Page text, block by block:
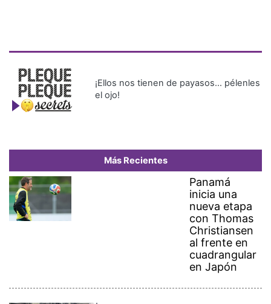
¡Ellos nos tienen de payasos… pélenles
el ojo!
Más Recientes
Panamá
inicia una
nueva etapa
con Thomas
Christiansen
al frente en
cuadrangular
en Japón